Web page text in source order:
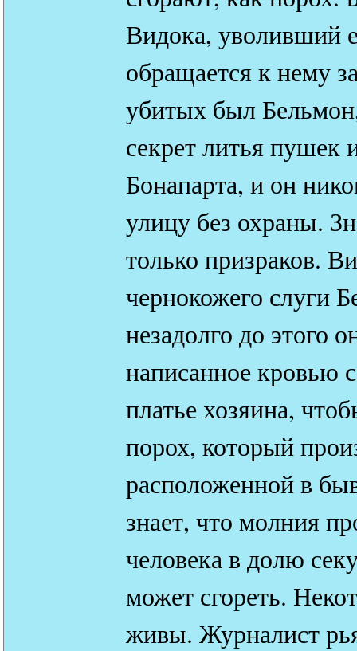
Видока, уволивший
обращается к нему
убитых был
секрет литья пушек
Бонапарта, и он
улицу без охраны.
только призраков.
чернокожего слуги
незадолго до этого
написанное кровью
платье хозяина,
порох, который
расположенной в
знает, что молния
человека в долю
может сгореть.
живы. Журналист